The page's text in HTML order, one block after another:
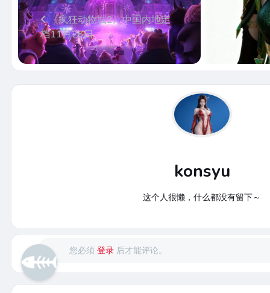
《疯狂动物城2》中国内地定
档11月26日
konsyu
这个人很懒，什么都没有留下～
您必须登录 后才能评论。